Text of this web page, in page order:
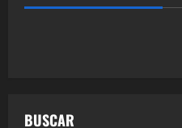
BUSCAR